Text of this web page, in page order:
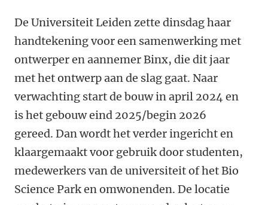
De Universiteit Leiden zette dinsdag haar
handtekening voor een samenwerking met
ontwerper en aannemer Binx, die dit jaar
met het ontwerp aan de slag gaat. Naar
verwachting start de bouw in april 2024 en
is het gebouw eind 2025/begin 2026
gereed. Dan wordt het verder ingericht en
klaargemaakt voor gebruik door studenten,
medewerkers van de universiteit of het Bio
Science Park en omwonenden. De locatie